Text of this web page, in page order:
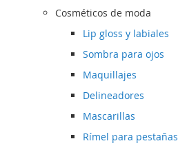
Cosméticos de moda
Lip gloss y labiales
Sombra para ojos
Maquillajes
Delineadores
Mascarillas
Rímel para pestañas